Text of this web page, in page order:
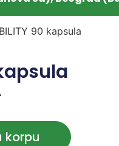
90 kapsula
korpu